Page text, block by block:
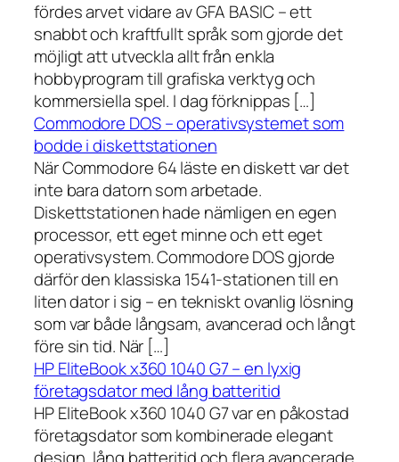
fördes arvet vidare av GFA BASIC – ett
snabbt och kraftfullt språk som gjorde det
möjligt att utveckla allt från enkla
hobbyprogram till grafiska verktyg och
kommersiella spel. I dag förknippas […]
Commodore DOS – operativsystemet som
bodde i diskettstationen
När Commodore 64 läste en diskett var det
inte bara datorn som arbetade.
Diskettstationen hade nämligen en egen
processor, ett eget minne och ett eget
operativsystem. Commodore DOS gjorde
därför den klassiska 1541-stationen till en
liten dator i sig – en tekniskt ovanlig lösning
som var både långsam, avancerad och långt
före sin tid. När […]
HP EliteBook x360 1040 G7 – en lyxig
företagsdator med lång batteritid
HP EliteBook x360 1040 G7 var en påkostad
företagsdator som kombinerade elegant